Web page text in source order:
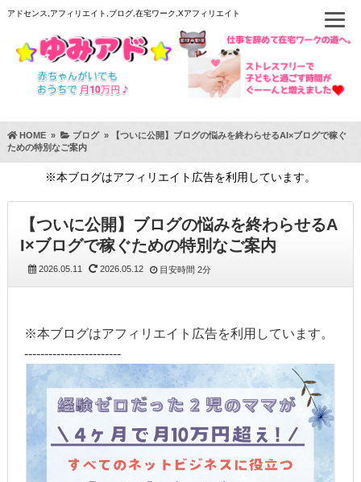
アドセンス,アフィリエイト,ブログ,在宅ワーク,Xアフィリエイト
HOME» ブログ»
【ついに公開】ブログの悩みを終わらせるAI×ブログで稼ぐ
ための特別なご案内
※本ブログはアフィリエイト広告を利用しています。
【ついに公開】ブログの悩みを終わらせるA
I×ブログで稼ぐための特別なご案内
2026.05.11 2026.05.12 目安時間 2分
※本ブログはアフィリエイト広告を利用しています。
------------------------